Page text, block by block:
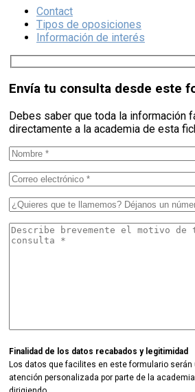
Contact
Tipos de oposiciones
Información de interés
Envía tu consulta desde este
Debes saber que toda la información
directamente a la academia de esta
Finalidad de los datos recabados y legitimidad
Los datos que facilites en este formulario serán
atención personalizada por parte de la